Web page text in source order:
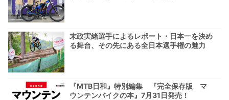
末政実緒選手によるレポート・日本一を決め
る舞台、その先にある全日本選手権の魅力
『MTB日和』特別編集 『完全保存版 マ
ウンテンバイクの本』7月31日発売！